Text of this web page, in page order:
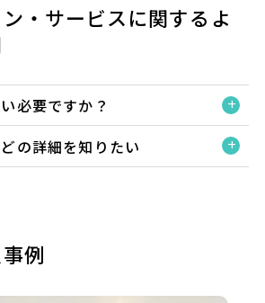
・サービスに関するよ
必要ですか？
の詳細を知りたい
例